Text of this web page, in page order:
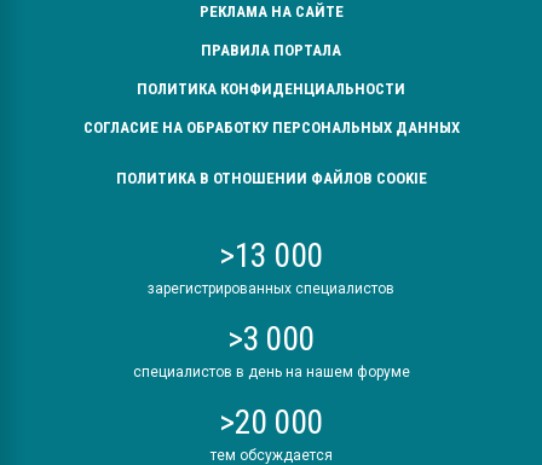
РЕКЛАМА НА САЙТЕ
ПРАВИЛА ПОРТАЛА
ПОЛИТИКА КОНФИДЕНЦИАЛЬНОСТИ
СОГЛАСИЕ НА ОБРАБОТКУ ПЕРСОНАЛЬНЫХ ДАННЫХ
ПОЛИТИКА В ОТНОШЕНИИ ФАЙЛОВ COOKIE
>13 000
зарегистрированных специалистов
>3 000
специалистов в день на нашем форуме
>20 000
тем обсуждается